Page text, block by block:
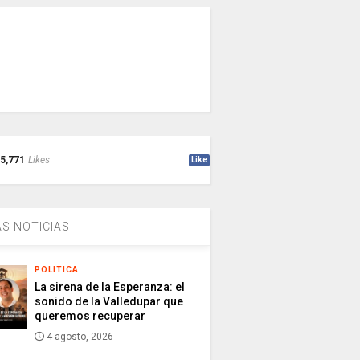
5,771 Likes Like
NOTICIAS
POLITICA
La sirena de la Esperanza: el
sonido de la Valledupar que
queremos recuperar
4 agosto, 2026